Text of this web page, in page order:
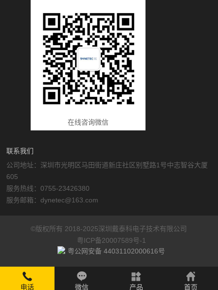
在线咨询微信
联系我们
公司地址：深圳市光明区马田街道新庄社区别墅路1号中志智谷大厦
605
服务热线：0755-23426380
服务邮箱：dynetec@163.com
©版权所有 2018-2025深圳戴泰科电子技术有限公司
粤ICP备20007589号-1
粤公网安备 44031102000616号
电话

微信 产品 首页